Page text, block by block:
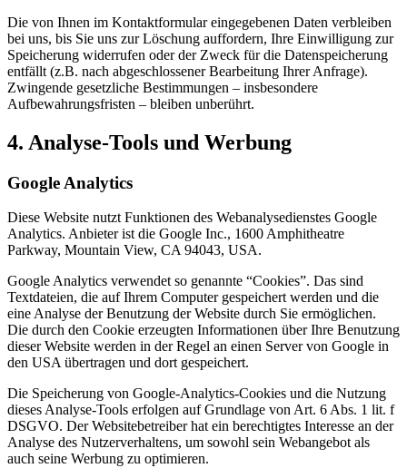
Die von Ihnen im Kontaktformular eingegebenen Daten verbleiben
bei uns, bis Sie uns zur Löschung auffordern, Ihre Einwilligung zur
Speicherung widerrufen oder der Zweck für die Datenspeicherung
entfällt (z.B. nach abgeschlossener Bearbeitung Ihrer Anfrage).
Zwingende gesetzliche Bestimmungen – insbesondere
Aufbewahrungsfristen – bleiben unberührt.
4. Analyse-Tools und Werbung
Google Analytics
Diese Website nutzt Funktionen des Webanalysedienstes Google
Analytics. Anbieter ist die Google Inc., 1600 Amphitheatre
Parkway, Mountain View, CA 94043, USA.
Google Analytics verwendet so genannte “Cookies”. Das sind
Textdateien, die auf Ihrem Computer gespeichert werden und die
eine Analyse der Benutzung der Website durch Sie ermöglichen.
Die durch den Cookie erzeugten Informationen über Ihre Benutzung
dieser Website werden in der Regel an einen Server von Google in
den USA übertragen und dort gespeichert.
Die Speicherung von Google-Analytics-Cookies und die Nutzung
dieses Analyse-Tools erfolgen auf Grundlage von Art. 6 Abs. 1 lit. f
DSGVO. Der Websitebetreiber hat ein berechtigtes Interesse an der
Analyse des Nutzerverhaltens, um sowohl sein Webangebot als
auch seine Werbung zu optimieren.